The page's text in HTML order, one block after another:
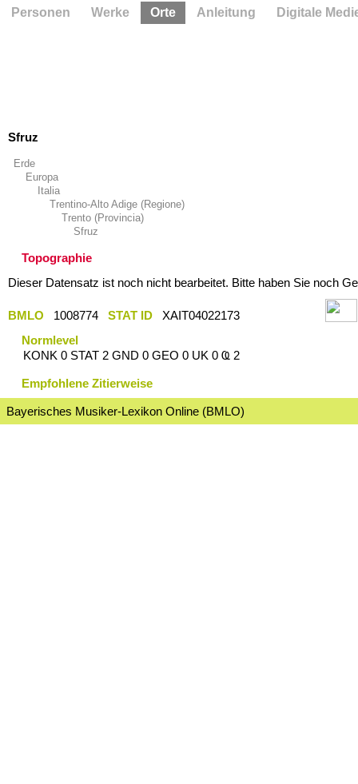
Sfruz
Erde
Europa
Italia
Trentino-Alto Adige (Regione)
Trento (Provincia)
Sfruz
Topographie
Dieser Datensatz ist noch nicht bearbeitet. Bitte haben Sie noch
BMLO 1008774 STAT ID
XAIT04022173
Normlevel
KONK 0 STAT 2 GND 0 GEO 0 UK 0 Ҩ 2
Empfohlene Zitierweise
Bayerisches Musiker-Lexikon Online (BMLO)
Personen Werke Orte Anleitung Digitale